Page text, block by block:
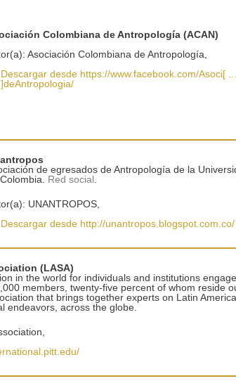
Colombiana de Antropología (ACAN)
Asociación Colombiana de Antropología,
Descargar desde https://www.facebook.com/Asoci[ ...
]deAntropologia/
de egresados de Antropología de la
Red social
UNANTROPOS,
Descargar desde http://unantropos.blogspot.com.co/
(LASA)
in the world for individuals and institutions
members, twenty-five percent of whom reside
that brings together experts on Latin
endeavors, across the globe.